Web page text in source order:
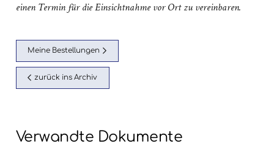
einen Termin für die Einsichtnahme vor Ort zu vereinbaren.
Meine Bestellungen
zurück ins Archiv
Verwandte Dokumente